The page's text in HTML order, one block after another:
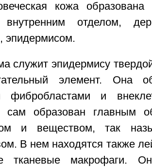
кожа
внутренним отделом,
эпидермисом.
служит эпидермису
элемент. Она
фибробластами и
сам образован главным
и веществом, так
В нем находятся также
тканевые макрофаги.